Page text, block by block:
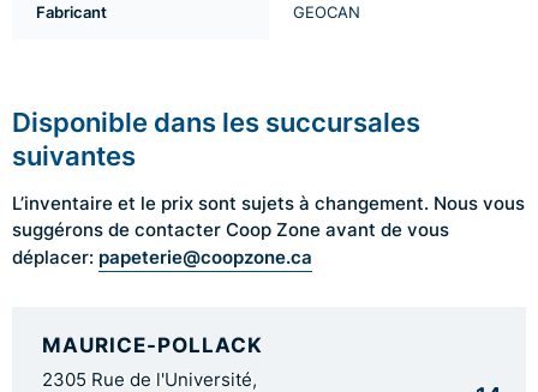
Fabricant GEOCAN
Disponible dans les succursales
suivantes
L’inventaire et le prix sont sujets à changement. Nous vous
suggérons de contacter Coop Zone avant de vous
déplacer: papeterie@coopzone.ca
MAURICE-POLLACK
2305 Rue de l'Université,